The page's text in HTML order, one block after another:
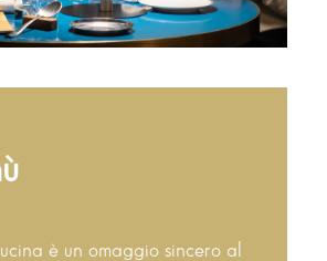
è un omaggio sincero al